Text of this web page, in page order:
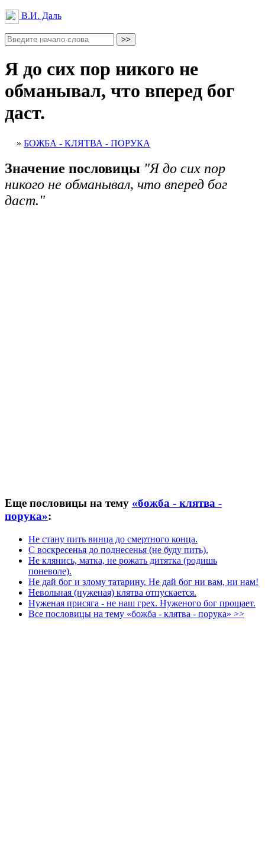
В.И. Даль
Я до сих пор никого не
обманывал, что вперед бог
даст.
» БОЖБА - КЛЯТВА - ПОРУКА
Значение пословицы "Я до сих пор
никого не обманывал, что вперед бог
даст."
Еще пословицы на тему «божба - клятва -
порука»:
Не стану пить винца до смертного конца.
С воскресенья до поднесенья (не буду пить).
Не клянись, матка, не рожать дитятка (родишь
поневоле).
Не дай бог и злому татарину. Не дай бог ни вам, ни нам!
Невольная (нуженая) клятва отпускается.
Нуженая присяга - не наш грех. Нуженого бог прощает.
Все пословицы на тему «божба - клятва - порука» >>